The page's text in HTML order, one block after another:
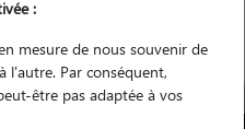
:
mesure de nous souvenir de
l'autre. Par conséquent,
être pas adaptée à vos